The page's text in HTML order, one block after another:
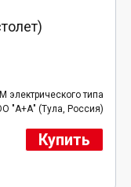
электрического типа
"А+А" (Тула, Россия)
Купить